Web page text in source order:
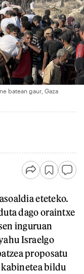
batean gaur, Gaza
eteteko.
dago oraintxe
inguruan
Israelgo
proposatu
bildu